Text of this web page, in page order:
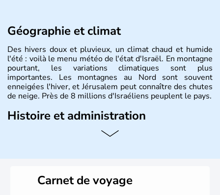
Géographie et climat
Des hivers doux et pluvieux, un climat chaud et humide
l'été : voilà le menu météo de l'état d'Israël. En montagne
pourtant, les variations climatiques sont plus
importantes. Les montagnes au Nord sont souvent
enneigées l'hiver, et Jérusalem peut connaître des chutes
de neige. Près de 8 millions d'Israéliens peuplent le pays.
Histoire et administration
L'Israël est un état de la partie est de la Méditerranée,
vrai essor économique dans le domaine des nouvelles
Carnet de voyage